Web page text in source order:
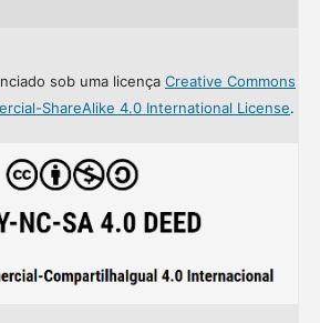
sob uma licença Creative Commons
ShareAlike 4.0 International License.